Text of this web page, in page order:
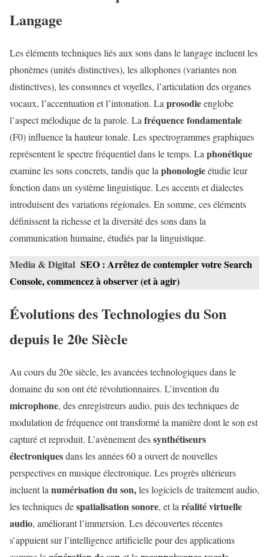
Langage
Les éléments techniques liés aux sons dans le langage incluent les
phonèmes (unités distinctives), les allophones (variantes non
distinctives), les consonnes et voyelles, l’articulation des organes
vocaux, l’accentuation et l’intonation. La prosodieenglobe
l’aspect mélodique de la parole. La fréquence fondamentale
(F0) influence la hauteur tonale. Les spectrogrammes graphiques
représentent le spectre fréquentiel dans le temps. La phonétique
examine les sons concrets, tandis que la phonologieétudie leur
fonction dans un système linguistique. Les accents et dialectes
introduisent des variations régionales. En somme, ces éléments
définissent la richesse et la diversité des sons dans la
communication humaine, étudiés par la linguistique.
Media & Digital SEO : Arrêtez de contempler votre Search
Console, commencez à observer (et à agir)
Évolutions des Technologies du Son
depuis le 20e Siècle
Au cours du 20e siècle, les avancées technologiques dans le
domaine du son ont été révolutionnaires. L’invention du
microphone, des enregistreurs audio, puis des techniques de
modulation de fréquence ont transformé la manière dont le son est
capturé et reproduit. L’avènement dessynthétiseurs
électroniquesdans les années 60 a ouvert de nouvelles
perspectives en musique électronique. Les progrès ultérieurs
incluent lanumérisation du son,les logiciels de traitement audio,
les techniques despatialisation sonore, et laréalité virtuelle
audio, améliorant l’immersion. Les découvertes récentes
s’appuient sur l’intelligence artificielle pour des applications